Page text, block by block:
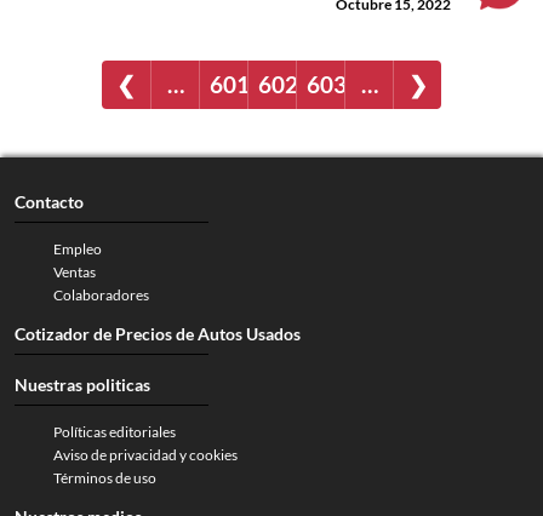
Octubre 15, 2022
❮ … 601 602 603 … ❯
Contacto
Empleo
Ventas
Colaboradores
Cotizador de Precios de Autos Usados
Nuestras politicas
Políticas editoriales
Aviso de privacidad y cookies
Términos de uso